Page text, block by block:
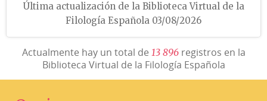
Última actualización de la Biblioteca Virtual de la
Filología Española 03/08/2026
Actualmente hay un total de 13 896registros en la
Biblioteca Virtual de la Filología Española